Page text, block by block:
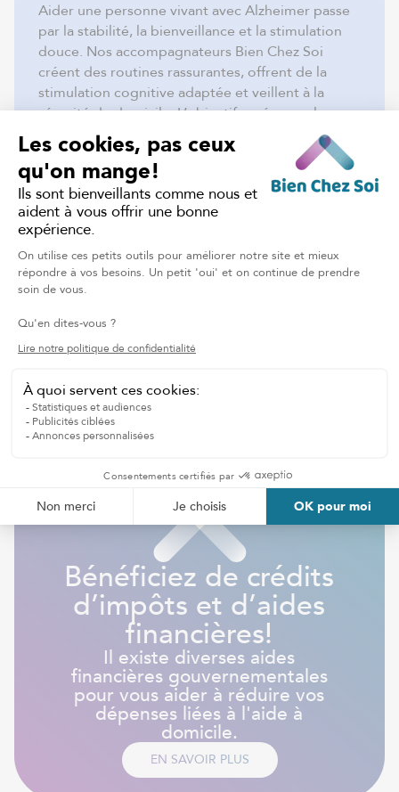
Aider une personne vivant avec Alzheimer passe
par la stabilité, la bienveillance et la stimulation
douce. Nos accompagnateurs Bien Chez Soi
créent des routines rassurantes, offrent de la
stimulation cognitive adaptée et veillent à la
sécurité du domicile. L’objectif : préserver la
mémoire, la dignité et le lien humain malgré la
maladie.
Comment faire une demande
d’accompagnement spécialisé à
domicile ?
Il suffit de remplir le formulaire en ligne ou de
contacter la succursale Bien Chez Soi la plus
proposera un plan d’accompagnement sur
mesure.
Bénéficiez de crédits
d’impôts et d’aides
financières!
Il existe diverses aides
financières gouvernementales
pour vous aider à réduire vos
dépenses liées à l'aide à
domicile.
EN SAVOIR PLUS